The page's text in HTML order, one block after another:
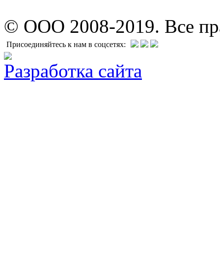
© ООО 2008-2019. Все
Присоединяйтесь к нам в соцсетях:
Разработка сайта